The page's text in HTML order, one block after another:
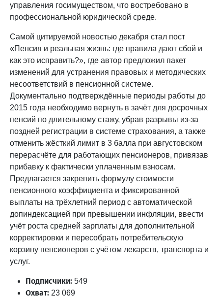
управления госимуществом, что востребовано в
профессиональной юридической среде.
Самой цитируемой новостью декабря стал пост
«Пенсия и реальная жизнь: где правила дают сбой и
как это исправить?», где автор предложил пакет
изменений для устранения правовых и методических
несоответствий в пенсионной системе.​
Документально подтверждённые периоды работы до
2015 года необходимо вернуть в зачёт для досрочных
пенсий по длительному стажу, убрав разрывы из-за
поздней регистрации в системе страхования, а также
отменить жёсткий лимит в 3 балла при августовском
перерасчёте для работающих пенсионеров, привязав
прибавку к фактически уплаченным взносам.
Предлагается закрепить формулу стоимости
пенсионного коэффициента и фиксированной
выплаты на трёхлетний период с автоматической
допиндексацией при превышении инфляции, ввести
учёт роста средней зарплаты для дополнительной
корректировки и пересобрать потребительскую
корзину пенсионеров с учётом лекарств, транспорта и
услуг.
Подписчики: 549
Охват: 23 069